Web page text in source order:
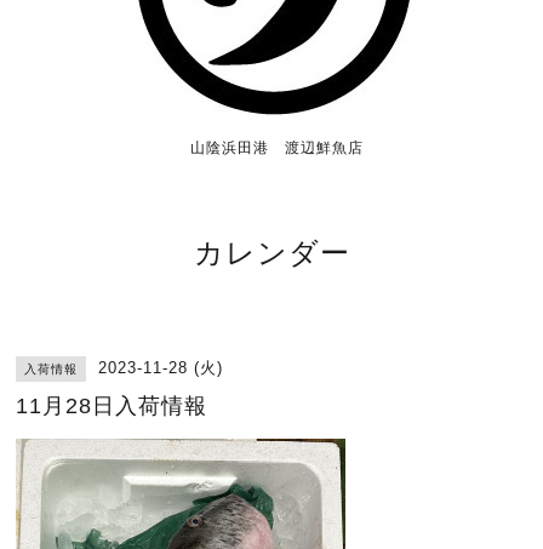
山陰浜田港 渡辺鮮魚店
カレンダー
入荷情報 2023-11-28 (火)
11月28日入荷情報